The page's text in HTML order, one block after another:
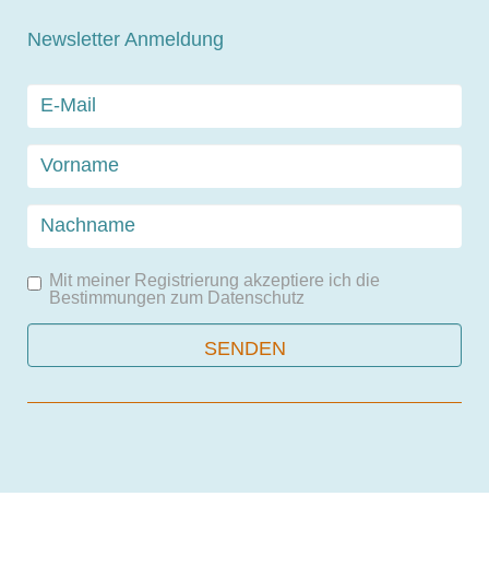
Newsletter Anmeldung
Mit meiner Registrierung akzeptiere ich die
Bestimmungen zum Datenschutz